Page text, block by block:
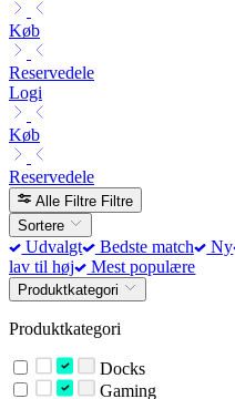
Køb
Reservedele
Logi
Køb
Reservedele
Alle Filtre Filtre
Sortere
Udvalgt Bedste match Ny
lav til høj
Mest populære
Produktkategori
Produktkategori
Docks
Gaming